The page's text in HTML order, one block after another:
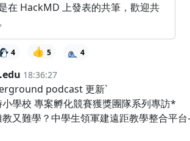
在 HackMD 上發表的共筆，歡迎共
4 👍 5 4
18:36:27
podcast 更新`
學校 專案孵化競賽獲獎團隊系列專訪*
又難學？中學生領軍建遠距教學整合平